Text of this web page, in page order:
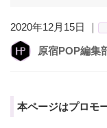
2020年12月15日 ｜
原宿POP編集
本ページはプロモ